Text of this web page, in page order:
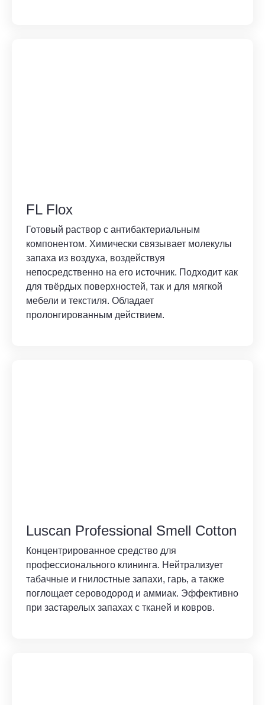
FL Flox
Готовый раствор с антибактериальным
компонентом. Химически связывает молекулы
запаха из воздуха, воздействуя
непосредственно на его источник. Подходит как
для твёрдых поверхностей, так и для мягкой
мебели и текстиля. Обладает
пролонгированным действием.
Luscan Professional Smell Cotton
Концентрированное средство для
профессионального клининга. Нейтрализует
табачные и гнилостные запахи, гарь, а также
поглощает сероводород и аммиак. Эффективно
при застарелых запахах с тканей и ковров.